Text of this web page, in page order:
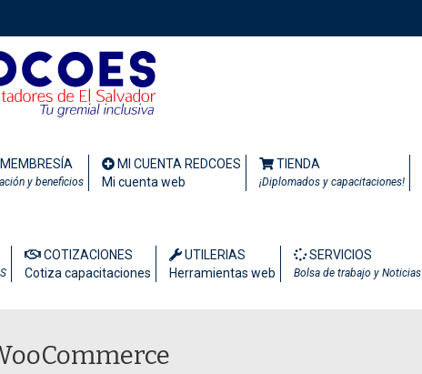
MEMBRESÍA
y beneficios
MI CUENTA REDCOES
Mi cuenta web
TIENDA
¡Diplomados y capacitaciones!
COTIZACIONES
Cotiza capacitaciones
UTILERIAS
Herramientas web
SERVICIOS
Bolsa de trabajo y Noticias